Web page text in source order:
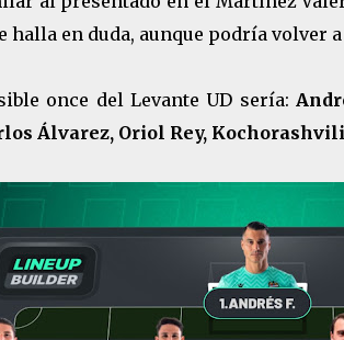
halla en duda, aunque podría volver
once del Levante UD sería:
Álvarez, Oriol Rey,